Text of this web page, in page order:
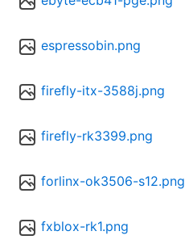
espressobin.png
firefly-itx-3588j.png
firefly-rk3399.png
forlinx-ok3506-s12.png
fxblox-rk1.png